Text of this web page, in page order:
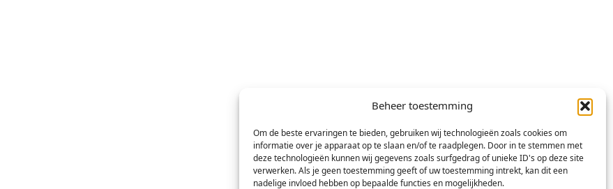
Beheer toestemming
Om de beste ervaringen te bieden, gebruiken wij technologieën zoals cookies om
informatie over je apparaat op te slaan en/of te raadplegen. Door in te stemmen met
deze technologieën kunnen wij gegevens zoals surfgedrag of unieke ID's op deze site
verwerken. Als je geen toestemming geeft of uw toestemming intrekt, kan dit een
nadelige invloed hebben op bepaalde functies en mogelijkheden.